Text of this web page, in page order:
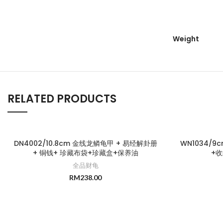
Weight
RELATED PRODUCTS
DN4002/10.8cm 金线龙鳞龟甲 + 易经解卦册
+ 铜钱+ 珍藏布袋+珍藏盒+保养油
全品财龟
RM238.00
WN1034/
+